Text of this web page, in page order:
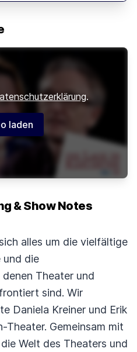
.
laden
& Show Notes
alles um die vielfältige
und die
Theater und
sind. Wir
Daniela Kreiner und Erik
Theater. Gemeinsam mit
Welt des Theaters und